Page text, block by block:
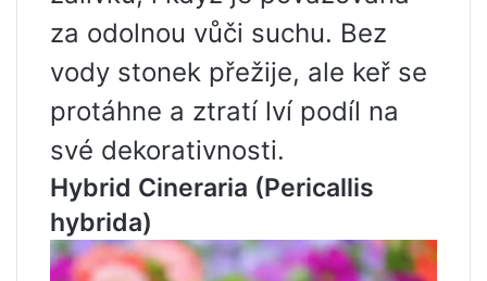
za odolnou vůči suchu. Bez
vody stonek přežije, ale keř se
protáhne a ztratí lví podíl na
své dekorativnosti.
Hybrid Cineraria (Pericallis
hybrida)